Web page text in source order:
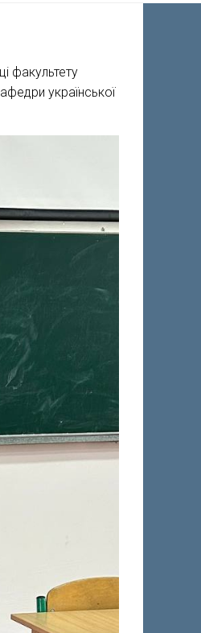
факультету
української